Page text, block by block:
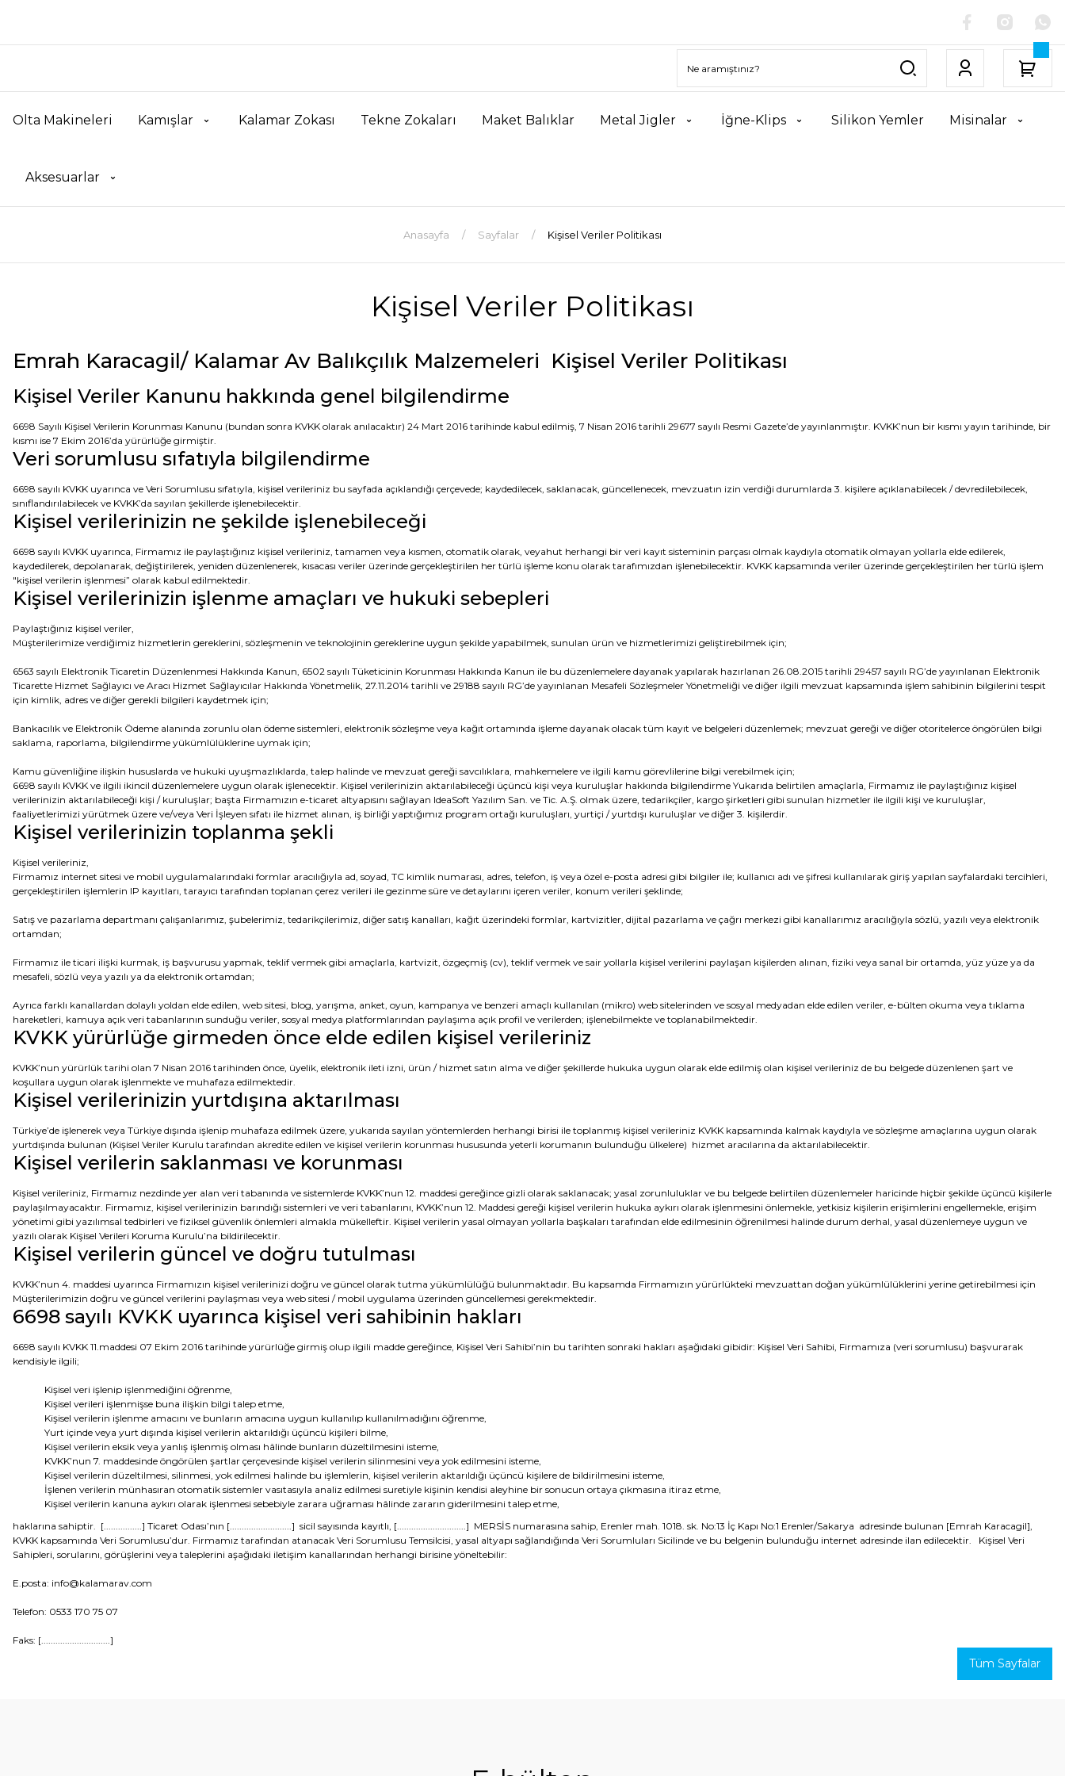
Olta Makineleri Kamışlar Kalamar Zokası Tekne Zokaları Maket Balıklar Metal Jigler İğne-Klips Silikon Yemler Misinalar
Aksesuarlar
Anasayfa Sayfalar Kişisel Veriler Politikası
Kişisel Veriler Politikası
Emrah Karacagil/ Kalamar Av Balıkçılık Malzemeleri Kişisel Veriler Politikası
Kişisel Veriler Kanunu hakkında genel bilgilendirme
6698 Sayılı Kişisel Verilerin Korunması Kanunu (bundan sonra KVKK olarak anılacaktır) 24 Mart 2016 tarihinde kabul edilmiş, 7 Nisan 2016 tarihli 29677 sayılı Resmi Gazete’de yayınlanmıştır. KVKK’nun bir kısmı yayın tarihinde, bir
kısmı ise 7 Ekim 2016’da yürürlüğe girmiştir.
Veri sorumlusu sıfatıyla bilgilendirme
6698 sayılı KVKK uyarınca ve Veri Sorumlusu sıfatıyla, kişisel verileriniz bu sayfada açıklandığı çerçevede; kaydedilecek, saklanacak, güncellenecek, mevzuatın izin verdiği durumlarda 3. kişilere açıklanabilecek / devredilebilecek,
sınıflandırılabilecek ve KVKK’da sayılan şekillerde işlenebilecektir.
Kişisel verilerinizin ne şekilde işlenebileceği
6698 sayılı KVKK uyarınca, Firmamız ile paylaştığınız kişisel verileriniz, tamamen veya kısmen, otomatik olarak, veyahut herhangi bir veri kayıt sisteminin parçası olmak kaydıyla otomatik olmayan yollarla elde edilerek,
kaydedilerek, depolanarak, değiştirilerek, yeniden düzenlenerek, kısacası veriler üzerinde gerçekleştirilen her türlü işleme konu olarak tarafımızdan işlenebilecektir. KVKK kapsamında veriler üzerinde gerçekleştirilen her türlü işlem
"kişisel verilerin işlenmesi” olarak kabul edilmektedir.
Kişisel verilerinizin işlenme amaçları ve hukuki sebepleri
Paylaştığınız kişisel veriler,
Müşterilerimize verdiğimiz hizmetlerin gereklerini, sözleşmenin ve teknolojinin gereklerine uygun şekilde yapabilmek, sunulan ürün ve hizmetlerimizi geliştirebilmek için;
6563 sayılı Elektronik Ticaretin Düzenlenmesi Hakkında Kanun, 6502 sayılı Tüketicinin Korunması Hakkında Kanun ile bu düzenlemelere dayanak yapılarak hazırlanan 26.08.2015 tarihli 29457 sayılı RG’de yayınlanan Elektronik
Ticarette Hizmet Sağlayıcı ve Aracı Hizmet Sağlayıcılar Hakkında Yönetmelik, 27.11.2014 tarihli ve 29188 sayılı RG’de yayınlanan Mesafeli Sözleşmeler Yönetmeliği ve diğer ilgili mevzuat kapsamında işlem sahibinin bilgilerini tespit
için kimlik, adres ve diğer gerekli bilgileri kaydetmek için;
Bankacılık ve Elektronik Ödeme alanında zorunlu olan ödeme sistemleri, elektronik sözleşme veya kağıt ortamında işleme dayanak olacak tüm kayıt ve belgeleri düzenlemek; mevzuat gereği ve diğer otoritelerce öngörülen bilgi
saklama, raporlama, bilgilendirme yükümlülüklerine uymak için;
Kamu güvenliğine ilişkin hususlarda ve hukuki uyuşmazlıklarda, talep halinde ve mevzuat gereği savcılıklara, mahkemelere ve ilgili kamu görevlilerine bilgi verebilmek için;
6698 sayılı KVKK ve ilgili ikincil düzenlemelere uygun olarak işlenecektir. Kişisel verilerinizin aktarılabileceği üçüncü kişi veya kuruluşlar hakkında bilgilendirme Yukarıda belirtilen amaçlarla, Firmamız ile paylaştığınız kişisel
verilerinizin aktarılabileceği kişi / kuruluşlar; başta Firmamızın e-ticaret altyapısını sağlayan IdeaSoft Yazılım San. ve Tic. A.Ş. olmak üzere, tedarikçiler, kargo şirketleri gibi sunulan hizmetler ile ilgili kişi ve kuruluşlar,
faaliyetlerimizi yürütmek üzere ve/veya Veri İşleyen sıfatı ile hizmet alınan, iş birliği yaptığımız program ortağı kuruluşları, yurtiçi / yurtdışı kuruluşlar ve diğer 3. kişilerdir.
Kişisel verilerinizin toplanma şekli
Kişisel verileriniz,
Firmamız internet sitesi ve mobil uygulamalarındaki formlar aracılığıyla ad, soyad, TC kimlik numarası, adres, telefon, iş veya özel e-posta adresi gibi bilgiler ile; kullanıcı adı ve şifresi kullanılarak giriş yapılan sayfalardaki tercihleri,
gerçekleştirilen işlemlerin IP kayıtları, tarayıcı tarafından toplanan çerez verileri ile gezinme süre ve detaylarını içeren veriler, konum verileri şeklinde;
Satış ve pazarlama departmanı çalışanlarımız, şubelerimiz, tedarikçilerimiz, diğer satış kanalları, kağıt üzerindeki formlar, kartvizitler, dijital pazarlama ve çağrı merkezi gibi kanallarımız aracılığıyla sözlü, yazılı veya elektronik
ortamdan;
Firmamız ile ticari ilişki kurmak, iş başvurusu yapmak, teklif vermek gibi amaçlarla, kartvizit, özgeçmiş (cv), teklif vermek ve sair yollarla kişisel verilerini paylaşan kişilerden alınan, fiziki veya sanal bir ortamda, yüz yüze ya da
mesafeli, sözlü veya yazılı ya da elektronik ortamdan;
Ayrıca farklı kanallardan dolaylı yoldan elde edilen, web sitesi, blog, yarışma, anket, oyun, kampanya ve benzeri amaçlı kullanılan (mikro) web sitelerinden ve sosyal medyadan elde edilen veriler, e-bülten okuma veya tıklama
hareketleri, kamuya açık veri tabanlarının sunduğu veriler, sosyal medya platformlarından paylaşıma açık profil ve verilerden; işlenebilmekte ve toplanabilmektedir.
KVKK yürürlüğe girmeden önce elde edilen kişisel verileriniz
KVKK’nun yürürlük tarihi olan 7 Nisan 2016 tarihinden önce, üyelik, elektronik ileti izni, ürün / hizmet satın alma ve diğer şekillerde hukuka uygun olarak elde edilmiş olan kişisel verileriniz de bu belgede düzenlenen şart ve
koşullara uygun olarak işlenmekte ve muhafaza edilmektedir.
Kişisel verilerinizin yurtdışına aktarılması
Türkiye’de işlenerek veya Türkiye dışında işlenip muhafaza edilmek üzere, yukarıda sayılan yöntemlerden herhangi birisi ile toplanmış kişisel verileriniz KVKK kapsamında kalmak kaydıyla ve sözleşme amaçlarına uygun olarak
yurtdışında bulunan (Kişisel Veriler Kurulu tarafından akredite edilen ve kişisel verilerin korunması hususunda yeterli korumanın bulunduğu ülkelere) hizmet aracılarına da aktarılabilecektir.
Kişisel verilerin saklanması ve korunması
Kişisel verileriniz, Firmamız nezdinde yer alan veri tabanında ve sistemlerde KVKK’nun 12. maddesi gereğince gizli olarak saklanacak; yasal zorunluluklar ve bu belgede belirtilen düzenlemeler haricinde hiçbir şekilde üçüncü kişilerle
paylaşılmayacaktır. Firmamız, kişisel verilerinizin barındığı sistemleri ve veri tabanlarını, KVKK’nun 12. Maddesi gereği kişisel verilerin hukuka aykırı olarak işlenmesini önlemekle, yetkisiz kişilerin erişimlerini engellemekle, erişim
yönetimi gibi yazılımsal tedbirleri ve fiziksel güvenlik önlemleri almakla mükelleftir. Kişisel verilerin yasal olmayan yollarla başkaları tarafından elde edilmesinin öğrenilmesi halinde durum derhal, yasal düzenlemeye uygun ve
yazılı olarak Kişisel Verileri Koruma Kurulu’na bildirilecektir.
Kişisel verilerin güncel ve doğru tutulması
KVKK’nun 4. maddesi uyarınca Firmamızın kişisel verilerinizi doğru ve güncel olarak tutma yükümlülüğü bulunmaktadır. Bu kapsamda Firmamızın yürürlükteki mevzuattan doğan yükümlülüklerini yerine getirebilmesi için
Müşterilerimizin doğru ve güncel verilerini paylaşması veya web sitesi / mobil uygulama üzerinden güncellemesi gerekmektedir.
6698 sayılı KVKK uyarınca kişisel veri sahibinin hakları
6698 sayılı KVKK 11.maddesi 07 Ekim 2016 tarihinde yürürlüğe girmiş olup ilgili madde gereğince, Kişisel Veri Sahibi’nin bu tarihten sonraki hakları aşağıdaki gibidir: Kişisel Veri Sahibi, Firmamıza (veri sorumlusu) başvurarak
kendisiyle ilgili;
Kişisel veri işlenip işlenmediğini öğrenme,
Kişisel verileri işlenmişse buna ilişkin bilgi talep etme,
Kişisel verilerin işlenme amacını ve bunların amacına uygun kullanılıp kullanılmadığını öğrenme,
Yurt içinde veya yurt dışında kişisel verilerin aktarıldığı üçüncü kişileri bilme,
Kişisel verilerin eksik veya yanlış işlenmiş olması hâlinde bunların düzeltilmesini isteme,
KVKK’nun 7. maddesinde öngörülen şartlar çerçevesinde kişisel verilerin silinmesini veya yok edilmesini isteme,
Kişisel verilerin düzeltilmesi, silinmesi, yok edilmesi halinde bu işlemlerin, kişisel verilerin aktarıldığı üçüncü kişilere de bildirilmesini isteme,
İşlenen verilerin münhasıran otomatik sistemler vasıtasıyla analiz edilmesi suretiyle kişinin kendisi aleyhine bir sonucun ortaya çıkmasına itiraz etme,
Kişisel verilerin kanuna aykırı olarak işlenmesi sebebiyle zarara uğraması hâlinde zararın giderilmesini talep etme,
haklarına sahiptir. [................] Ticaret Odası’nın [..........................] sicil sayısında kayıtlı, [.............................] MERSİS numarasına sahip, Erenler mah. 1018. sk. No:13 İç Kapı No:1 Erenler/Sakarya adresinde bulunan [Emrah Karacagil],
KVKK kapsamında Veri Sorumlusu’dur. Firmamız tarafından atanacak Veri Sorumlusu Temsilcisi, yasal altyapı sağlandığında Veri Sorumluları Sicilinde ve bu belgenin bulunduğu internet adresinde ilan edilecektir. Kişisel Veri
Sahipleri, sorularını, görüşlerini veya taleplerini aşağıdaki iletişim kanallarından herhangi birisine yöneltebilir:
E.posta: info@kalamarav.com
Telefon: 0533 170 75 07
Faks: [.............................]
Tüm Sayfalar